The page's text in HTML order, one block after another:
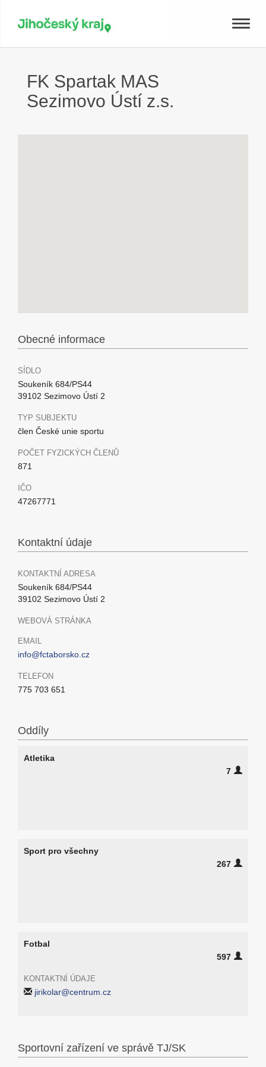
Toggle
FK Spartak MAS
Sezimovo Ústí z.s.
Obecné informace
SÍDLO
Soukeník 684/PS44
39102 Sezimovo Ústí 2
TYP SUBJEKTU
člen České unie sportu
POČET FYZICKÝCH ČLENŮ
871
IČO
47267771
Kontaktní údaje
KONTAKTNÍ ADRESA
Soukeník 684/PS44
39102 Sezimovo Ústí 2
WEBOVÁ STRÁNKA
EMAIL
info@fctaborsko.cz
TELEFON
775 703 651
Oddíly
Atletika
7
Sport pro všechny
267
Fotbal
597
KONTAKTNÍ ÚDAJE
jirikolar@centrum.cz
Sportovní zařízení ve správě TJ/SK